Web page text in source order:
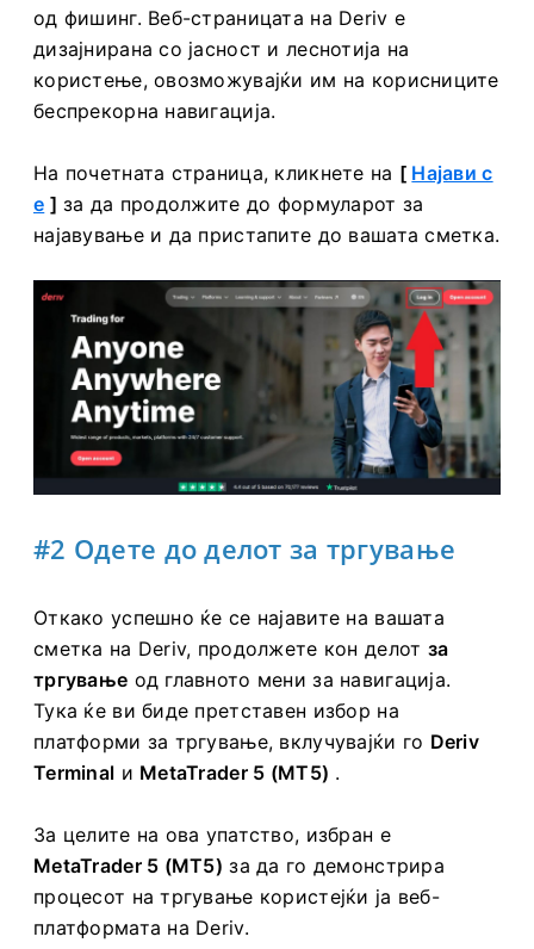
од фишинг. Веб-страницата на Deriv е
дизајнирана со јасност и леснотија на
користење, овозможувајќи им на корисниците
беспрекорна навигација.
На почетната страница, кликнете на [ Најави с
е ] за да продолжите до формуларот за
најавување и да пристапите до вашата сметка.
#2 Одете до делот за тргување
Откако успешно ќе се најавите на вашата
сметка на Deriv, продолжете кон делот за
тргување од главното мени за навигација.
Тука ќе ви биде претставен избор на
платформи за тргување, вклучувајќи го Deriv
Terminal и MetaTrader 5 (MT5) .
За целите на ова упатство, избран е
MetaTrader 5 (MT5) за да го демонстрира
процесот на тргување користејќи ја веб-
платформата на Deriv.